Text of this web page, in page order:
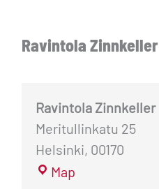
Ravintola Zinnkeller
Ravintola Zinnkeller
Meritullinkatu 25
Helsinki, 00170
Map